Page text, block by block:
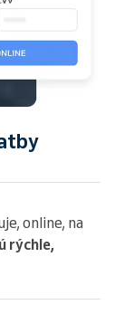
online, na
rýchle,